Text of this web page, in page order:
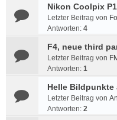
Nikon Coolpix
Letzter Beitrag von
Antworten: 4
F4, neue third
Letzter Beitrag von
Antworten: 1
Helle
Letzter Beitrag von
Antworten: 2